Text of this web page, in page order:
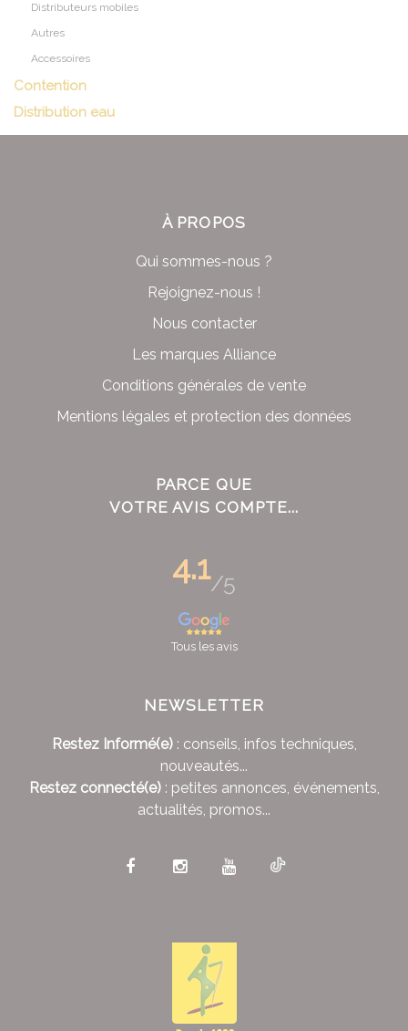
Distributeurs mobiles
Autres
Accessoires
Contention
Distribution eau
À PROPOS
Qui sommes-nous ?
Rejoignez-nous !
Nous contacter
Les marques Alliance
Conditions générales de vente
Mentions légales et protection des données
PARCE QUE
VOTRE AVIS COMPTE...
4.1/5
Tous les avis
NEWSLETTER
Restez Informé(e): conseils, infos techniques,
nouveautés...
Restez connecté(e): petites annonces, événements,
actualités, promos...